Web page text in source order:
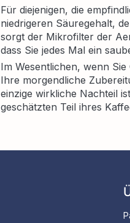
Für diejenigen, die
niedrigeren Säuregehalt,
sorgt der Mikrofilter der
dass Sie jedes Mal ein
Im Wesentlichen, wenn
Ihre morgendliche
einzige wirkliche Nachteil
geschätzten Teil ihres